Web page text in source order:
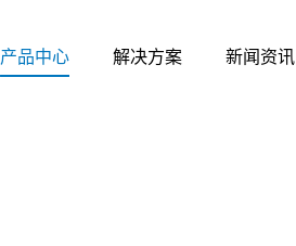
产品中心 解决方案 新闻资讯